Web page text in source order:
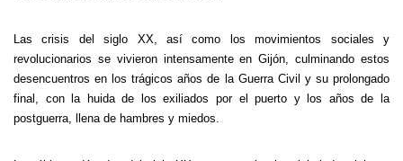
Las crisis del siglo XX, así como los movimientos sociales y
revolucionarios se vivieron intensamente en Gijón, culminando estos
desencuentros en los trágicos años de la Guerra Civil y su prolongado
final, con la huida de los exiliados por el puerto y los años de la
postguerra, llena de hambres y miedos.